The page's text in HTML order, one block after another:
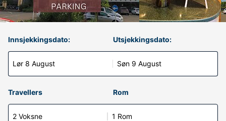
Innsjekkingsdato:
Lør 8 August
Utsjekkingsdato:
Søn 9 August
Travellers Rom
2 Voksne 1 Rom